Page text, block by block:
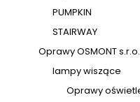
PUMPKIN
STAIRWAY
Oprawy OSMONT s.r.o.
lampy wiszące
Oprawy